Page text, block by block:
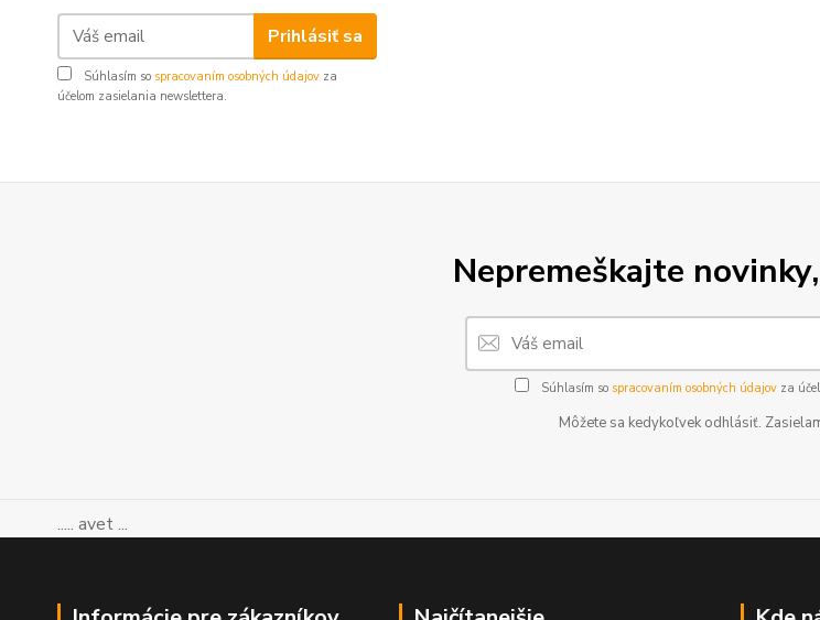
Prihlásiť sa
Súhlasím so spracovaním osobných údajov za
účelom zasielania newslettera.
Nepremeškajte
Súhlasím so spracovaním osobných údajovza
Môžete sa kedykoľvek odhlásiť.
..... avet ...